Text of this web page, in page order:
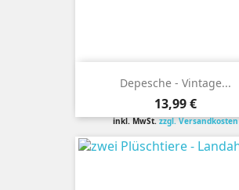
Depesche - Vintage...
Preis
13,99 €
inkl. MwSt.zzgl. Versandkosten